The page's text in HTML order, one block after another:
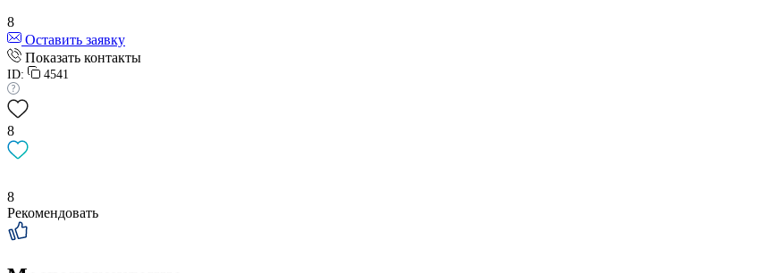
8
Оставить заявку
Показать контакты
ID: 4541
8
8
Рекомендовать